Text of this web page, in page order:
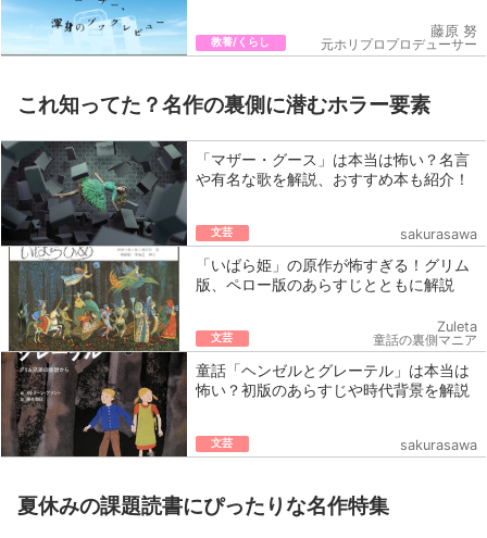
教養/くらし
藤原 努
元ホリプロプロデューサー
これ知ってた？名作の裏側に潜むホラー要素
「マザー・グース」は本当は怖い？名言
や有名な歌を解説、おすすめ本も紹介！
文芸 sakurasawa
「いばら姫」の原作が怖すぎる！グリム
版、ペロー版のあらすじとともに解説
文芸
Zuleta
童話の裏側マニア
童話「ヘンゼルとグレーテル」は本当は
怖い？初版のあらすじや時代背景を解説
文芸 sakurasawa
夏休みの課題読書にぴったりな名作特集